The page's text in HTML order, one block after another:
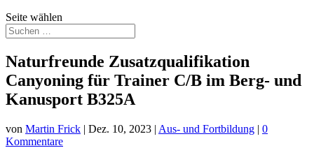
Seite wählen
Naturfreunde Zusatzqualifikation
Canyoning für Trainer C/B im Berg- und
Kanusport B325A
von Martin Frick | Dez. 10, 2023 | Aus- und Fortbildung | 0
Kommentare